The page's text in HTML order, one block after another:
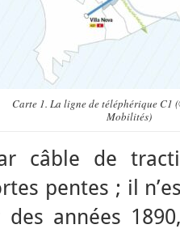
Carte 1. La ligne de téléphérique C1
Mobilités)
câble de
pentes ; il
des années